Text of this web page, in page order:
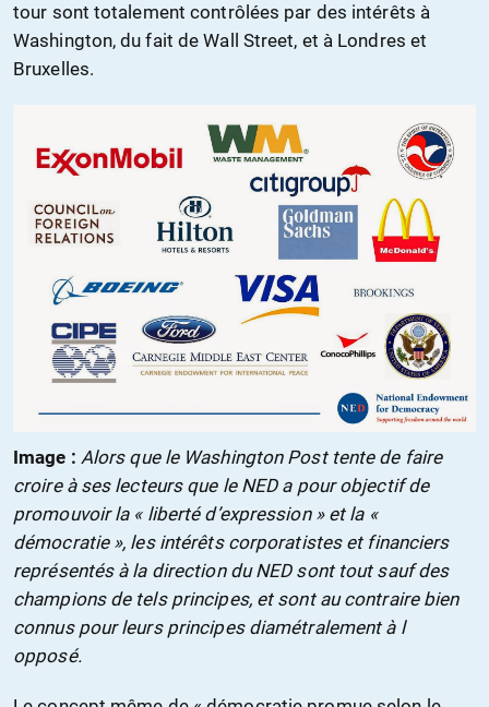
tour sont totalement contrôlées par des intérêts à
Washington, du fait de Wall Street, et à Londres et
Bruxelles.
Image : Alors que le Washington Post tente de faire
croire à ses lecteurs que le NED a pour objectif de
promouvoir la « liberté d’expression » et la «
démocratie », les intérêts corporatistes et financiers
représentés à la direction du NED sont tout sauf des
champions de tels principes, et sont au contraire bien
connus pour leurs principes diamétralement à l
opposé.